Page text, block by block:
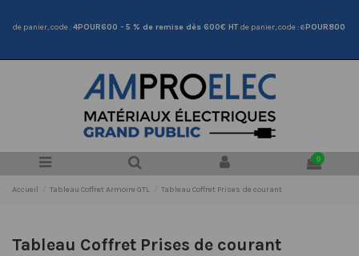
de panier, code :4POUR600 - 5% de remise dès 600€ HTde panier, code : 6POUR800
0
Accueil Tableau Coffret Armoire GTL Tableau Coffret Prises de courant
Tableau Coffret Prises de courant